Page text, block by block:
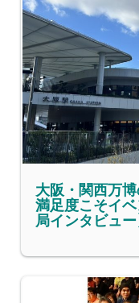
大阪・関西万
満足度こそイ
局インタビュー